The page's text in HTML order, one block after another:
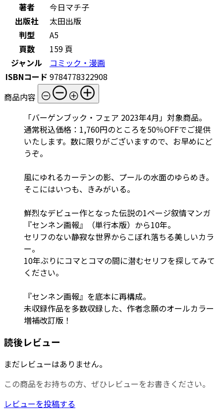
著者
今日マチ子
出版社
太田出版
判型
A5
頁数
159 頁
ジャンル
コミック・漫画
ISBNコード 9784778322908
商品内容
「バーゲンブック・フェア 2023年4月」対象商品。
通常税込価格：1,760円のところを50％OFFでご提供
いたします。数に限りがございますので、お早めにど
うぞ。
風にゆれるカーテンの影、プールの水面のゆらめき。
そこにはいつも、きみがいる。
鮮烈なデビュー作となった伝説の1ページ叙情マンガ
『センネン画報』（単行本版）から10年。
セリフのない静寂な世界からこぼれ落ちる美しいカラ
ー。
10年ぶりにコマとコマの間に潜むセリフを探してみて
ください。
『センネン画報』を底本に再構成。
未収録作品を多数収録した、作者念願のオールカラー
増補改訂版！
読後レビュー
まだレビューはありません。
この商品をお持ちの方、ぜひレビューをお書きください。
レビューを投稿する